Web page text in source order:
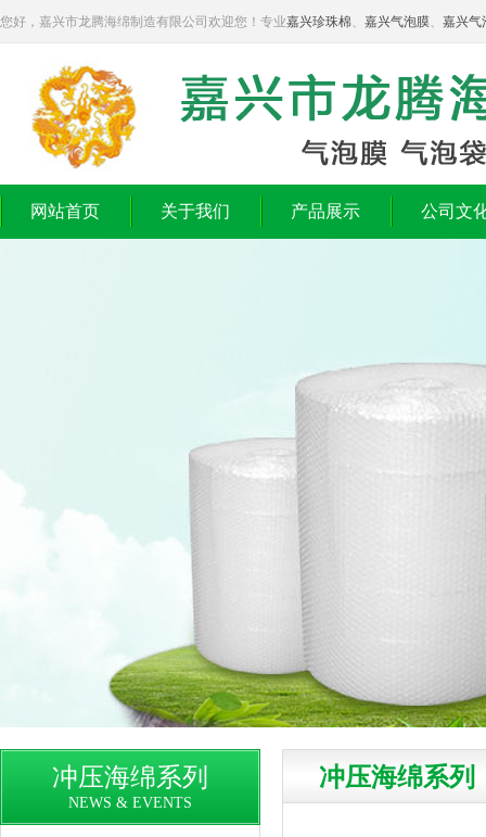
您好，嘉兴市龙腾海绵制造有限公司欢迎您！专业嘉兴珍珠棉、 嘉兴气泡膜、 嘉兴气
网站首页 关于我们 产品展示 公司文
冲压海绵系列
NEWS & EVENTS
冲压海绵系列